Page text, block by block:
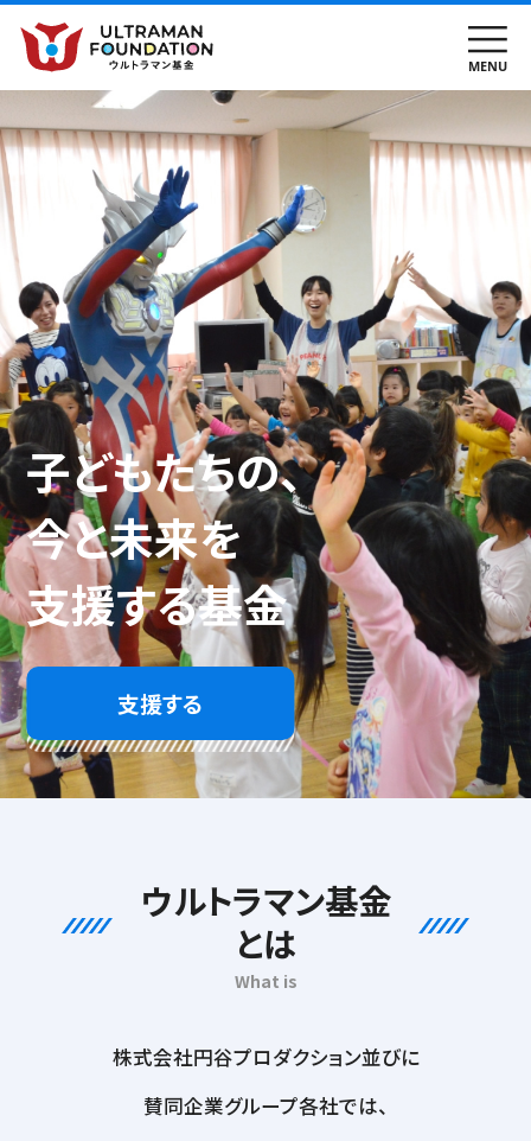
子どもたちの、
今と未来を
支援する基金
支援する
ウルトラマン基金
とは
What is
株式会社円谷プロダクション並びに
賛同企業グループ各社では、